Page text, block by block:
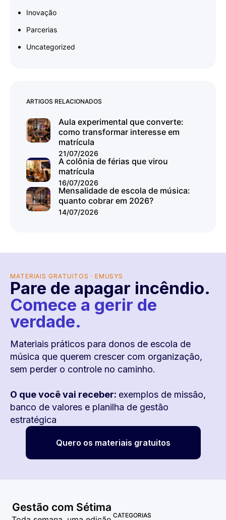
Inovação
Parcerias
Uncategorized
ARTIGOS RELACIONADOS
Aula experimental que converte:
como transformar interesse em
matrícula
21/07/2026
A colônia de férias que virou
matrícula
16/07/2026
Mensalidade de escola de música:
quanto cobrar em 2026?
14/07/2026
MATERIAIS GRATUITOS · EMUSYS
Pare de apagar incêndio.
Comece a gerir de
verdade.
Materiais práticos para donos de escola de
música que querem crescer com organização,
sem perder o controle no caminho.
O que você vai receber: exemplos de missão,
banco de valores e planilha de gestão
estratégica
Quero os materiais gratuitos
Gestão com Sétima
CATEGORIAS